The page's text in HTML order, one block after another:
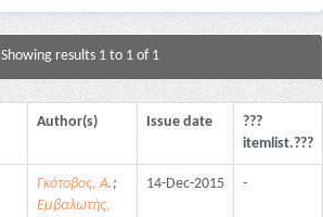
Showing results 1 to 1 of 1
Author(s) Issue date
???
itemlist.???
Γκότοβος, Α.;
Εμβαλωτής,
14-Dec-2015 -